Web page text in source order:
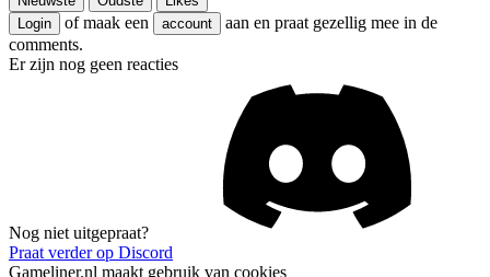
Login
of maak een account
aan en praat gezellig mee in de
comments.
Er zijn nog geen reacties
Nog niet uitgepraat?
Praat verder op Discord
Gameliner.nl maakt gebruik van cookies